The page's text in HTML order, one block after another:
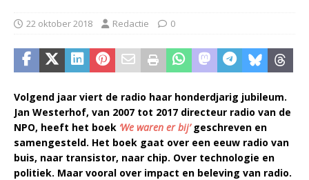
22 oktober 2018 Redactie 0
Volgend jaar viert de radio haar honderdjarig jubileum.
Jan Westerhof, van 2007 tot 2017 directeur radio van de
NPO, heeft het boek ‘We waren er bij’geschreven en
samengesteld. Het boek gaat over een eeuw radio van
buis, naar transistor, naar chip. Over technologie en
politiek. Maar vooral over impact en beleving van radio.